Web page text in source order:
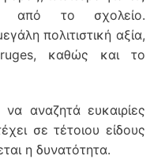
από το σχολείο.
πολιτιστική αξία,
καθώς και το
αναζητά ευκαιρίες
σε τέτοιου είδους
η δυνατότητα.